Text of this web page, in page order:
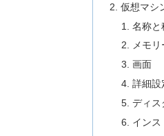
仮想マシ
名称と
メモリ
画面
詳細設
ディス
インス